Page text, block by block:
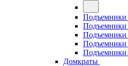
Подъемники
Подъемники
Подъемники
Подъемники
Домкраты